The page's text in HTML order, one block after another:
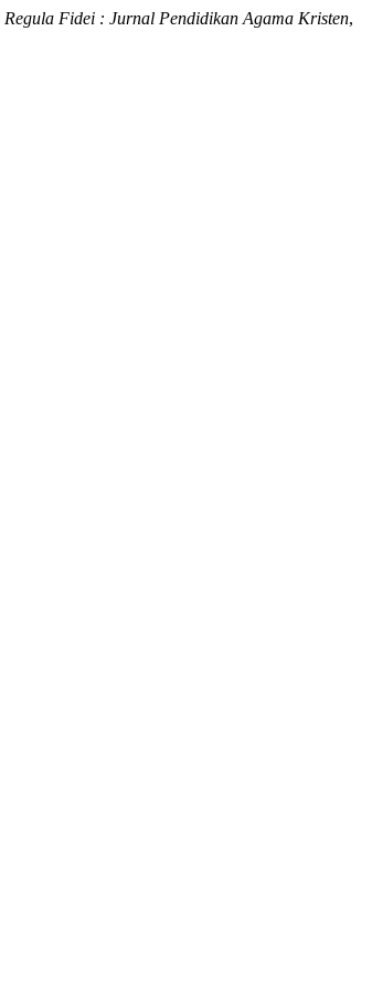
Regula Fidei : Jurnal Pendidikan Agama Kristen,